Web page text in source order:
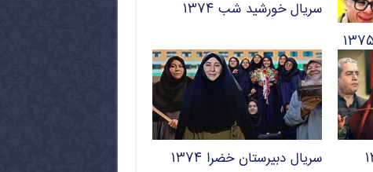
سریال خورشید شب ۱۳۷۴
سریال دبیرستان خضرا ۱۳۷۴